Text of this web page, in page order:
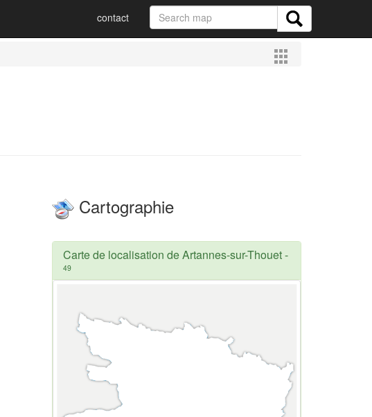
contact
Cartographie
Carte de localisation de Artannes-sur-Thouet-
49